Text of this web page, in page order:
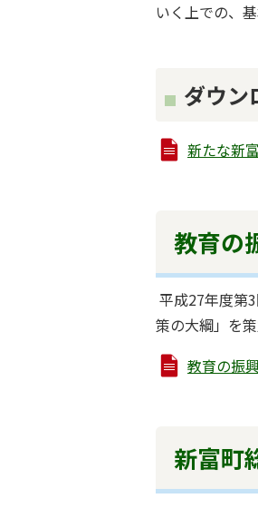
いく上での、
ダウン
新たな新
教育の
平成27年度第
策の大綱」を
教育の振
新富町